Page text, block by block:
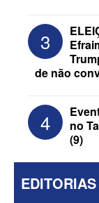
“Motta” e
urna de
3
de não
4
no
(9)
EDITORIAS